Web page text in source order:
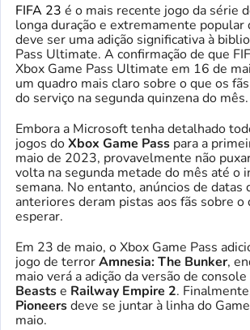
FIFA 23 é o mais recente jogo da série
longa duração e extremamente popular
deve ser uma adição significativa à
Pass Ultimate. A confirmação de que
Xbox Game Pass Ultimate em 16 de
um quadro mais claro sobre o que os
do serviço na segunda quinzena do mês.
Embora a Microsoft tenha detalhado
jogos doXbox Game Pass para a
maio de 2023, provavelmente não
volta na segunda metade do mês até o
semana. No entanto, anúncios de datas
anteriores deram pistas aos fãs sobre o
esperar.
Em 23 de maio, o Xbox Game Pass
jogo de terrorAmnesia: The Bunker,
maio verá a adição da versão de console
Beastse Railway Empire 2.
Pioneersdeve se juntar à linha do
maio.